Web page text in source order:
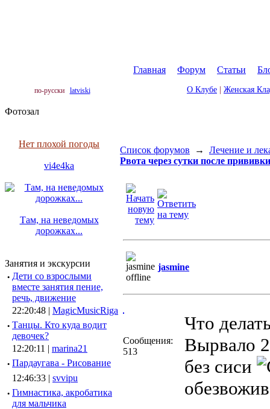
Главная Форум Статьи
по-русски latviski О Клубе Женская
Фотозал
Нет плохой погоды
vi4e4ka
Там, на неведомых
дорожках...
Занятия и экскурсии
· Дети со взрослыми
вместе занятия пение,
речь, движение
22:20:48 | MagicMusicRiga
· Танцы. Кто куда водит
девочек?
12:20:11 | marina21
· Пардаугава - Рисование
12:46:33 | svvipu
· Гимнастика, акробатика
для мальчика
Список форумов → Лечение и
Рвота через сутки после прививки
jasmine
Сообщения:
513
Что
Вырвало
без сиси